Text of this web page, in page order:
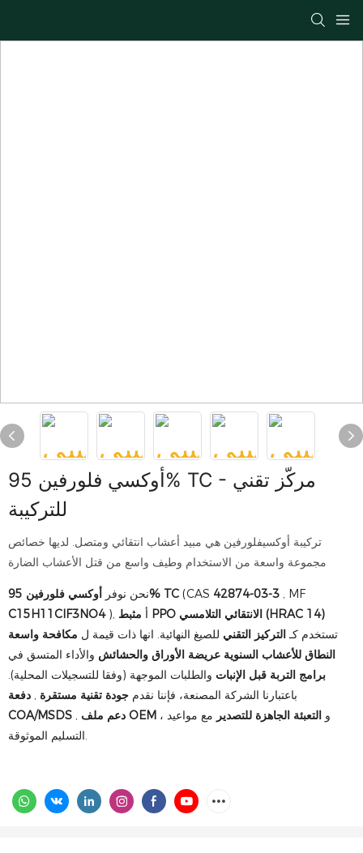
أوكسي فلورفين 95% TC - مركّز تقني
للتركيبة
تركيبة أوكسيفلورفين هي مبيد أعشاب انتقائي ومتصل. لديها خصائص
مجموعة واسعة من الاستخدام وطيف واسع من قتل الأعشاب الضارة
نحن نوفرأوكسي فلورفين 95% TC (CAS 42874-03-3 , MF
C15H11ClF3NO4
), أ
مثبط PPO الانتقائي التلامسي (HRAC 14)
تستخدم كـالتركيز التقني للصيغ النهائية. انها ذات قيمة ل مكافحة واسعة
النطاق للأعشاب السنوية عريضة الأوراق والحشائش والأداء المتسق في
برامج التربة قبل الإنبات والطلبات الموجهة (وفقا للتسجيلات المحلية).
باعتبارنا الشركة المصنعة، فإننا نقدم جودة تقنية مستقرة , دفعة
COA/MSDS , دعم ملف OEM ، و التعبئة الجاهزة للتصدير مع مواعيد
التسليم الموثوقة.